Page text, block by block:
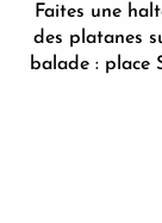
Faites une
des platanes
balade : place